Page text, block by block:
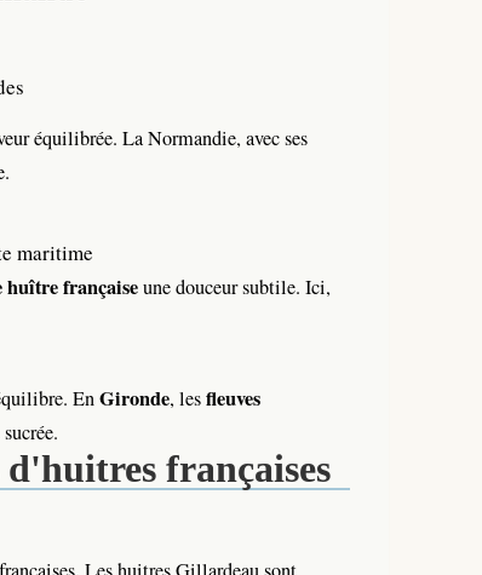
équilibrée. La Normandie, avec ses
huître françaiseune douceur subtile. Ici,
EnGironde, lesfleuves
d'huitres françaises